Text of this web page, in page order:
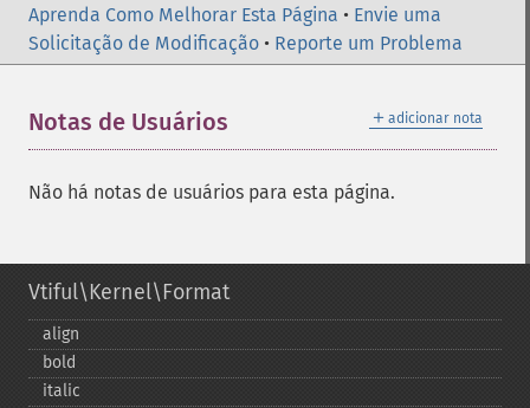
Aprenda Como Melhorar Esta Página • Envie uma
Solicitação de Modificação • Reporte um Problema
＋ adicionar nota
Notas de Usuários
Não há notas de usuários para esta página.
Vtiful\Kernel\Format
align
bold
italic